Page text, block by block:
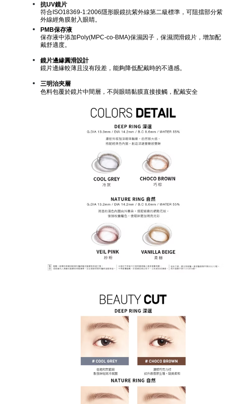
抗UV鏡片
符合ISO18369-1:2006隱形眼鏡抗紫外線第二級標準，可阻擋部分紫
外線經角膜射入眼睛。
PMB保存液
保存液中添加Poly(MPC-co-BMA)保濕因子，保濕潤滑鏡片，增加配
戴舒適度。
鏡片邊緣圓滑設計
鏡片邊緣較薄且沒有段差，能夠降低配戴時的不適感。
三明治夾層
色料包覆於鏡片中間層，不與眼睛黏膜直接接觸，配戴安全